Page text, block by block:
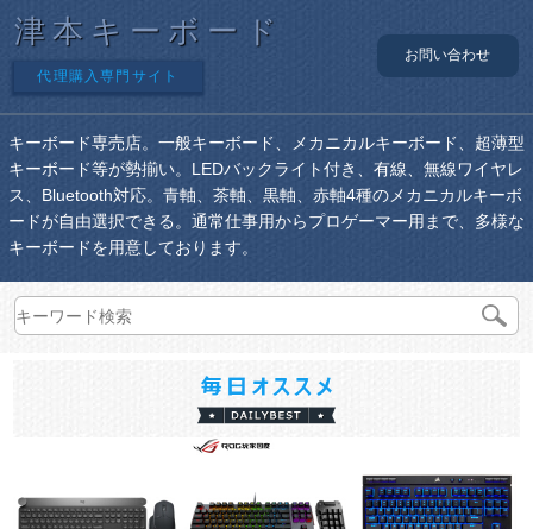
津本キーボード
代理購入専門サイト
お問い合わせ
キーボード専売店。一般キーボード、メカニカルキーボード、超薄型
キーボード等が勢揃い。LEDバックライト付き、有線、無線ワイヤレ
ス、Bluetooth対応。青軸、茶軸、黒軸、赤軸4種のメカニカルキーボ
ードが自由選択できる。通常仕事用からプロゲーマー用まで、多様な
キーボードを用意しております。